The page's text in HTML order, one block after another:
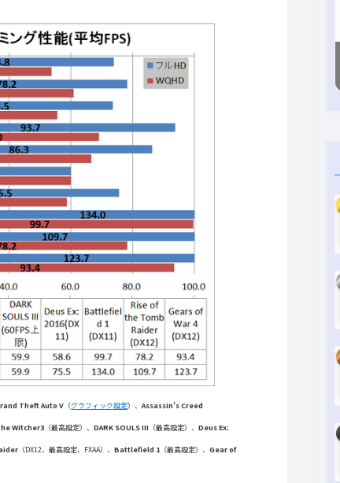
Theft Auto V （グラフィック設定）、Assassin’s Creed
Witcher3 （最高設定）、 DARK SOULS III （最高設定）、 Deus Ex:
（DX12、最高設定、FXAA）、 Battlefield 1 （最高設定）、 Gear of